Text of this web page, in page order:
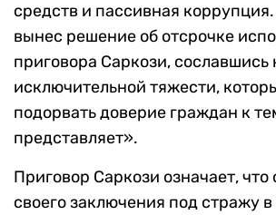
средств и пассивная
вынес решение об отсрочке
приговора Саркози, сославшись
исключительной тяжести,
подорвать доверие граждан к
представляет».
Приговор Саркози означает, что
своего заключения под стражу